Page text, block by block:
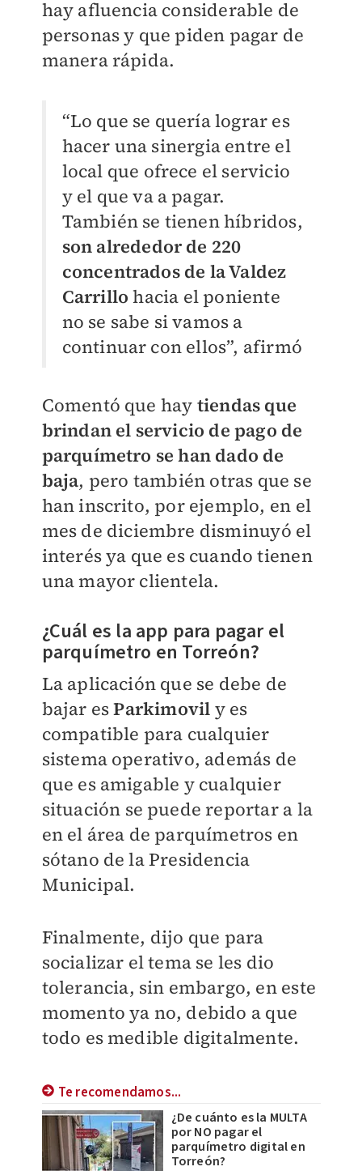
hay afluencia considerable de
personas y que piden pagar de
manera rápida.
“Lo que se quería lograr es
hacer una sinergia entre el
local que ofrece el servicio
y el que va a pagar.
También se tienen híbridos,
son alrededor de 220
concentrados de la Valdez
Carrillo hacia el poniente
no se sabe si vamos a
continuar con ellos”, afirmó
Comentó que hay tiendas que
brindan el servicio de pago de
parquímetro se han dado de
baja, pero también otras que se
han inscrito, por ejemplo, en el
mes de diciembre disminuyó el
interés ya que es cuando tienen
una mayor clientela.
¿Cuál es la app para pagar el
parquímetro en Torreón?
La aplicación que se debe de
bajar esParkimovil y es
compatible para cualquier
sistema operativo, además de
que es amigable y cualquier
situación se puede reportar a la
en el área de parquímetros en
sótano de la Presidencia
Municipal.
Finalmente, dijo que para
socializar el tema se les dio
tolerancia, sin embargo, en este
momento ya no, debido a que
todo es medible digitalmente.
Te recomendamos...
¿De cuánto es la MULTA
por NO pagar el
parquímetro digital en
Torreón?